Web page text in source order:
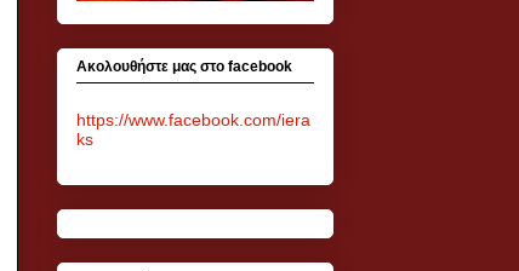
Ακολουθήστε μας στο facebook
https://www.facebook.com/iera
ks